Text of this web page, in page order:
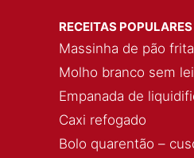
RECEITAS POPULARES
Massinha de pão frita
Molho branco sem
Empanada de
Caxi refogado
Bolo quarentão –